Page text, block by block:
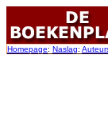
Homepage: Naslag: